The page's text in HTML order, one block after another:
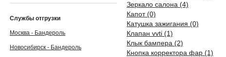
Зеркало салона (4)
Капот (0)
Катушка зажигания (0)
Клапан vvti (1)
Клык бампера (2)
Кнопка корректора фар (1)
Службы отгрузки
Москва - Бандероль
Новосибирск - Бандероль